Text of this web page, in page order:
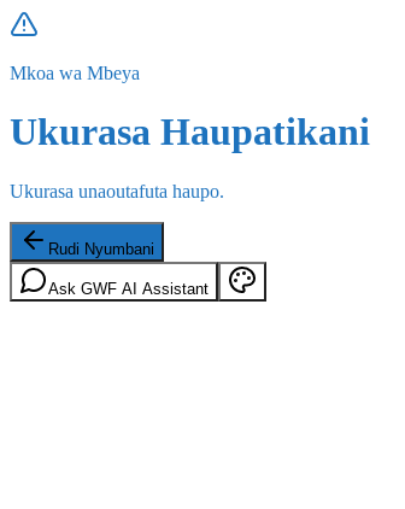
Mkoa wa Mbeya
Ukurasa Haupatikani
Ukurasa unaoutafuta haupo.
Rudi Nyumbani
Ask GWF AI Assistant